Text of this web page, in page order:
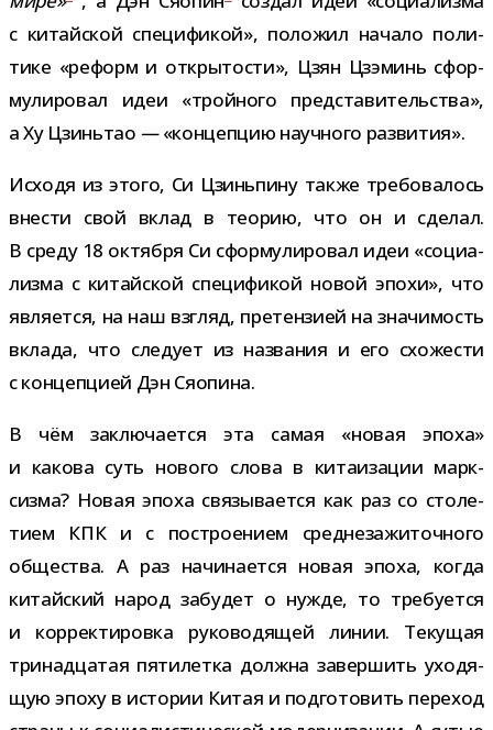
с китай­ской спе­ци­фи­кой», поло­жил начало поли­
тике «реформ и откры­то­сти», Цзян Цзэминь сфор­
му­ли­ро­вал идеи «трой­ного пред­ста­ви­тель­ства»,
а Ху Цзиньтао —«кон­цеп­цию науч­ного развития».
Исходя из этого, Си Цзиньпину также тре­бо­ва­лось
вне­сти свой вклад в тео­рию, что он и сде­лал.
В среду 18 октября Си сфор­му­ли­ро­вал идеи «соци­а­
лизма с китай­ской спе­ци­фи­кой новой эпохи», что
явля­ется, на наш взгляд, пре­тен­зией на зна­чи­мость
вклада, что сле­дует из назва­ния и его схо­же­сти
с кон­цеп­цией Дэн Сяопина.
В чём заклю­ча­ется эта самая «новая эпоха»
и какова суть нового слова в кита­и­за­ции марк­
сизма? Новая эпоха свя­зы­ва­ется как раз со сто­ле­
тием КПК и с постро­е­нием сред­не­за­жи­точ­ного
обще­ства. А раз начи­на­ется новая эпоха, когда
китай­ский народ забу­дет о нужде, то тре­бу­ется
и кор­рек­ти­ровка руко­во­дя­щей линии. Текущая
три­на­дца­тая пяти­летка должна завер­шить ухо­дя­
щую эпоху в исто­рии Китая и под­го­то­вить пере­ход